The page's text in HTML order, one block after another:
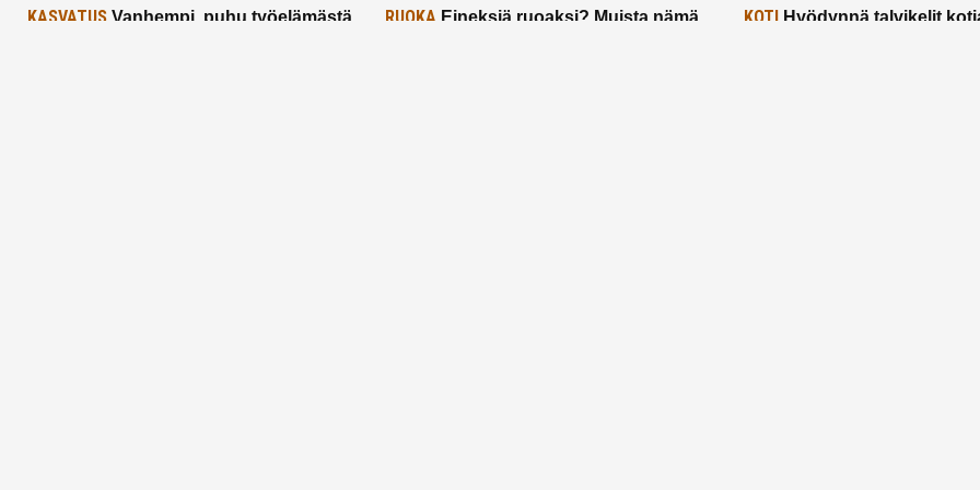
KASVATUS Vanhempi, puhu työelämästä
RUOKA Eineksiä ruoaksi? Muista nämä
KOTIHyödynnä talvikelit